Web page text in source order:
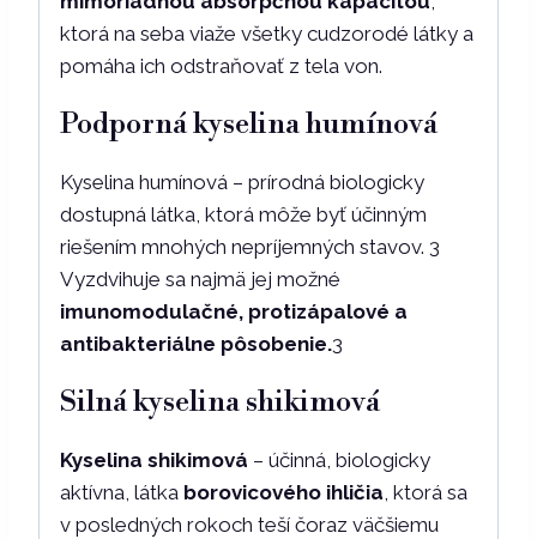
ktorá na seba viaže všetky cudzorodé látky a
pomáha ich odstraňovať z tela von.
Podporná kyselina humínová
Kyselina humínová – prírodná biologicky
dostupná látka, ktorá môže byť účinným
riešením mnohých nepríjemných stavov. 3
Vyzdvihuje sa najmä jej možné
imunomodulačné, protizápalové a
antibakteriálne pôsobenie.3
Silná kyselina shikimová
Kyselina shikimová – účinná, biologicky
aktívna, látka borovicového ihličia, ktorá sa
v posledných rokoch teší čoraz väčšiemu